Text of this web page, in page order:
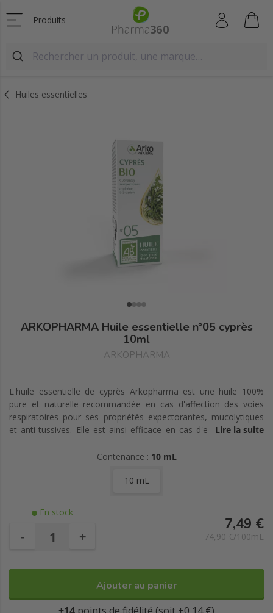
Produits
Huiles essentielles
ARKOPHARMA Huile essentielle n°05 cyprès
10ml
ARKOPHARMA
L'huile essentielle de cyprès Arkopharma est une huile 100%
pure et naturelle recommandée en cas d'affection des voies
respiratoires pour ses propriétés expectorantes, mucolytiques
et anti-tussives. Elle est ainsi efficace en cas d'encombrement
bouché ou de toux. Elle est conseillée en diffusion dans les
saison ou encore en cas d'épidémie et d'infection virale ou
niveau veineux et lymphatique et est recommandée en cas de
varice, de sensation de jambes lourdes ou encore de cellulite.
Lire la suite
Contenance : 10 mL
10 mL
En stock
- +
7,49 €
74,90 €/100mL
Ajouter au panier